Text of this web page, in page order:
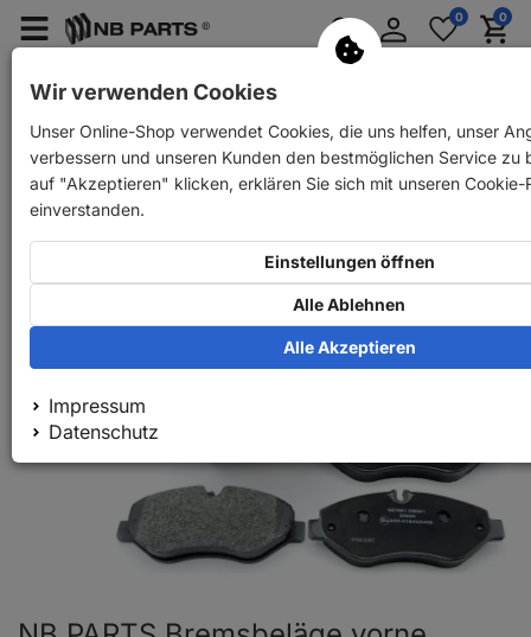
Menü
PKW Anhänger Ersatzteile
AnmeldenMerkzettel
aufklappen
0 0
Zurück PKW Ersatzteile Bremse Bremsbeläge
Wir verwenden Cookies
Unser Online-Shop verwendet Cookies, die uns helfen, unser
verbessern und unseren Kunden den bestmöglichen Service zu
auf "Akzeptieren" klicken, erklären Sie sich mit unseren Cookie-
einverstanden.
Einstellungen öffnen
Alle Ablehnen
Alle Akzeptieren
Impressum
Datenschutz